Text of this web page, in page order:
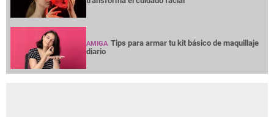
AMIGA Tips para armar tu kit básico de maquillaje
diario